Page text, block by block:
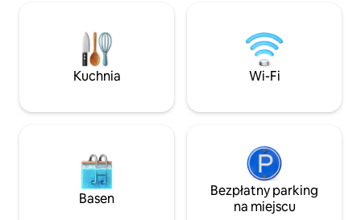
konserwatorium muzycznego. Ze
względu na problemy alergiczne
gospodarza nie ma możliwości pobytu
ze zwierzętami - przepraszamy. Numer
Apartament Ca' Manzoni znajduje się w
ksieni Marianny Manzoni, która w 1762
roku radykalnie go odrestaurowała, jako
tablica pamiątkowa na świadkach fasady.
Apartament znajduje się kilka minut
rzadkością: jest
są one zbyt
dostawy bagażu
apartamentu. Jest przechowalnia
Kuchnia Wi-Fi
Basen
Bezpłatny parking
na miejscu